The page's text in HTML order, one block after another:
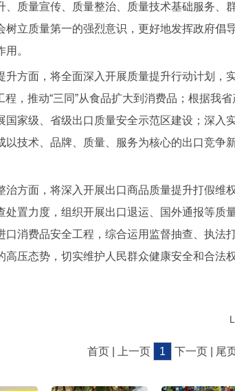
、质量宣传、质量整治、质量技术基础服务、
树立质量第一的强烈意识，更好地发挥政府倡
。
面，将全面深入开展质量提升行动计划，
程，推动“三同”从食品扩大到消费品；根据我
国家级、省级出口质量安全示范区建设；深入
以技术、品牌、质量、服务为核心的出口竞争
面，将深入开展出口商品质量提升打假维
处置力度，组织开展出口退运、国外通报等质
口消费品安全工程，综合运用监督抽查、执法
高压态势，切实维护人民群众健康安全和合法权
首页 | 上一页 1 下一页 | 尾